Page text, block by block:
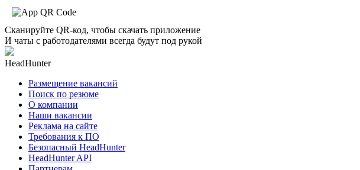
Сканируйте QR-код, чтобы скачать приложение
И чаты с работодателями всегда будут под рукой
HeadHunter
Размещение вакансий
Поиск по резюме
О компании
Наши вакансии
Реклама на сайте
Требования к ПО
Безопасный HeadHunter
HeadHunter API